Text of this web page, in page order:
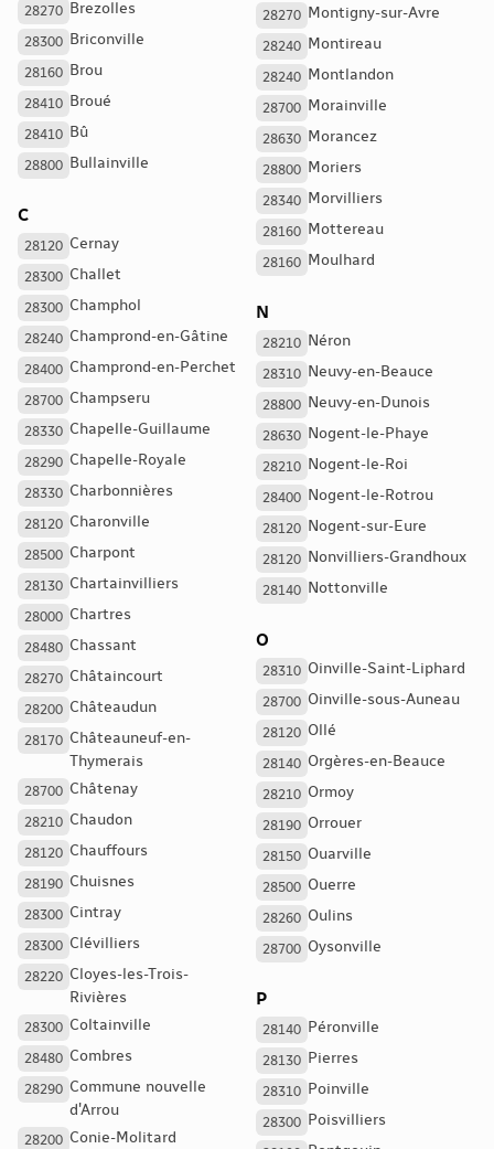
28270 Brezolles
28300 Briconville
28160 Brou
28410 Broué
28410 Bû
28800 Bullainville
C
28120 Cernay
28300 Challet
28300 Champhol
28240 Champrond-en-Gâtine
28400 Champrond-en-Perchet
28700 Champseru
28330 Chapelle-Guillaume
28290 Chapelle-Royale
28330 Charbonnières
28120 Charonville
28500 Charpont
28130 Chartainvilliers
28000 Chartres
28480 Chassant
28270 Châtaincourt
28200 Châteaudun
28170 Châteauneuf-en-
Thymerais
28700 Châtenay
28210 Chaudon
28120 Chauffours
28190 Chuisnes
28300 Cintray
28300 Clévilliers
28220 Cloyes-les-Trois-
Rivières
28300 Coltainville
28480 Combres
28290 Commune nouvelle
d'Arrou
28200 Conie-Molitard
28270 Montigny-sur-Avre
28240 Montireau
28240 Montlandon
28700 Morainville
28630 Morancez
28800 Moriers
28340 Morvilliers
28160 Mottereau
28160 Moulhard
N
28210 Néron
28310 Neuvy-en-Beauce
28800 Neuvy-en-Dunois
28630 Nogent-le-Phaye
28210 Nogent-le-Roi
28400 Nogent-le-Rotrou
28120 Nogent-sur-Eure
28120 Nonvilliers-Grandhoux
28140 Nottonville
O
28310 Oinville-Saint-Liphard
28700 Oinville-sous-Auneau
28120 Ollé
28140 Orgères-en-Beauce
28210 Ormoy
28190 Orrouer
28150 Ouarville
28500 Ouerre
28260 Oulins
28700 Oysonville
P
28140 Péronville
28130 Pierres
28310 Poinville
28300 Poisvilliers